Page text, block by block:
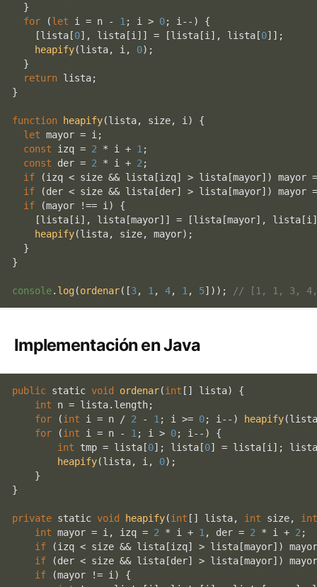
  }
for (let i = n - 1 ; i > 0; i--) {
    [lista[
0], lista[i]] = [lista[i], lista[0]];
heapify(lista, i, 0);
  }
return lista;
}
function heapify(lista, size, i ) {
let mayor = i;
const izq = 2 * i + 1 ;
const der = 2 * i + 2 ;
if (izq < size && lista[izq] > lista[mayor]) mayor
if (der < size && lista[der] > lista[mayor]) mayor
if (mayor !== i) {
[lista[i], lista[mayor]] = [lista[mayor],
heapify(lista, size, mayor);
  }
}
console. log (ordenar([3, 1 , 4, 1 , 5])); // [1, 1, 3,
Implementación en Java
public static void ordenar(int [] lista) {
int n = lista.length;
for (int i = n / 2 - 1; i >= 0; i--) heapify
for (int i = n - 1; i > 0; i--) {
int tmp = lista[0]; lista[0] = lista[i];
heapify(lista, i, 0);
    }
}
private static void heapify(int [] lista, int size,
int mayor = i, izq = 2 * i + 1, der = 2 * i + 2;
if (izq < size && lista[izq] > lista[mayor])
if (der < size && lista[der] > lista[mayor])
if (mayor != i) {